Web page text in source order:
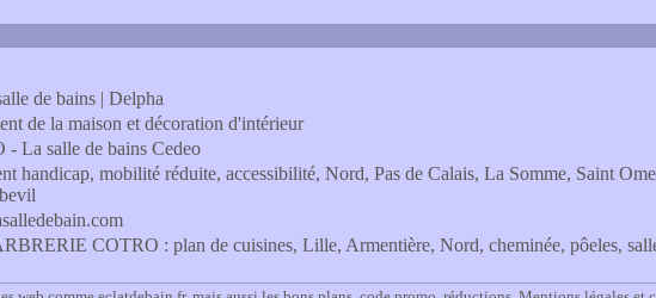
de bains | Delpha
de la maison et décoration d'intérieur
La salle de bains Cedeo
handicap, mobilité réduite, accessibilité, Nord, Pas de Calais, La Somme, Saint
COTRO : plan de cuisines, Lille, Armentière, Nord, cheminée, pôeles,